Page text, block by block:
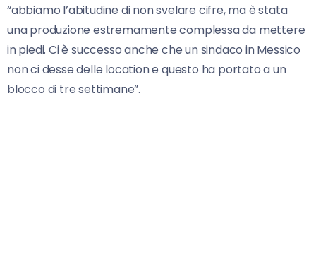
“abbiamo l’abitudine di non svelare cifre, ma è stata
una produzione estremamente complessa da mettere
in piedi. Ci è successo anche che un sindaco in Messico
non ci desse delle location e questo ha portato a un
blocco di tre settimane”.